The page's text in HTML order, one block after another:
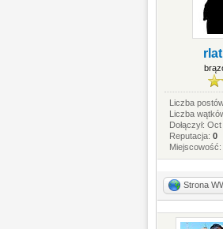
rlat
Liczba
Liczba
Dołączył:
Reputacja:0
Miejscowość:
Strona